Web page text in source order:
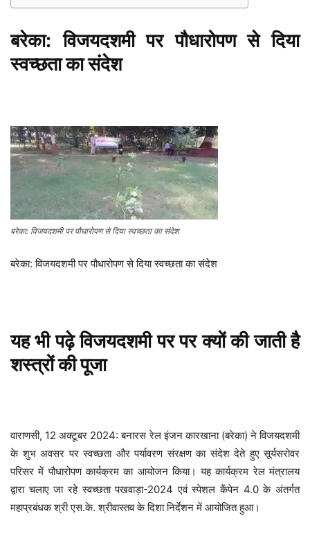
बरेका: विजयदशमी पर पौधारोपण से दिया
स्वच्छता का संदेश
बरेका: विजयदशमी पर पौधारोपण से दिया स्वच्छता का संदेश
बरेका: विजयदशमी पर पौधारोपण से दिया स्वच्छता का संदेश
यह भी पढ़ेविजयदशमी पर पर क्यों की जाती है
शस्त्रों की पूजा
वाराणसी, 12 अक्टूबर 2024: बनारस रेल इंजन कारखाना (बरेका) ने विजयदशमी
के शुभ अवसर पर स्वच्छता और पर्यावरण संरक्षण का संदेश देते हुए सूर्यसरोवर
परिसर में पौधारोपण कार्यक्रम का आयोजन किया। यह कार्यक्रम रेल मंत्रालय
द्वारा चलाए जा रहे स्वच्छता पखवाड़ा-2024 एवं स्पेशल कैंपेन 4.0 के अंतर्गत
महाप्रबंधक श्री एस.के. श्रीवास्तव के दिशा निर्देशन में आयोजित हुआ।